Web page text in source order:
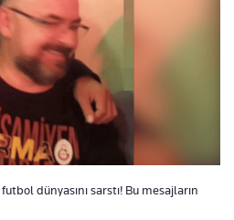
dünyasını sarstı! Bu mesajların